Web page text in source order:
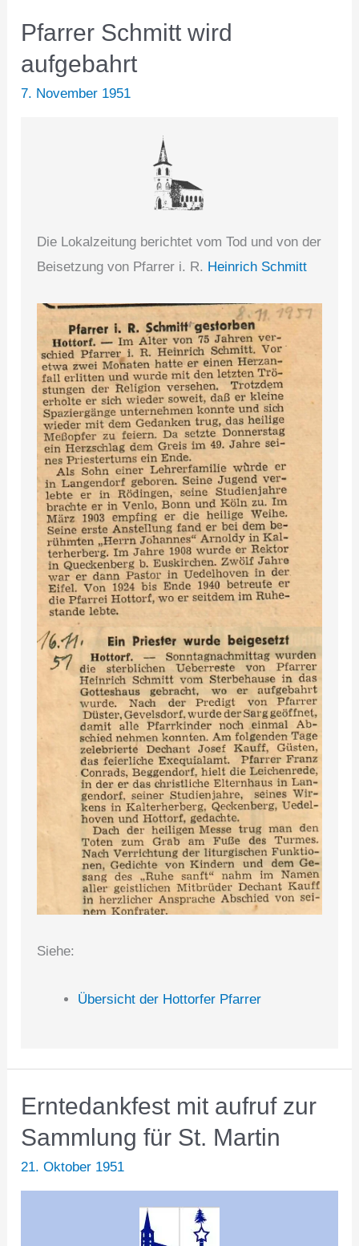
Pfarrer Schmitt wird
aufgebahrt
7. November 1951
Die Lokalzeitung berichtet vom Tod und von der
Beisetzung von Pfarrer i. R. Heinrich Schmitt
Siehe:
Übersicht der Hottorfer Pfarrer
Erntedankfest mit aufruf zur
Sammlung für St. Martin
21. Oktober 1951